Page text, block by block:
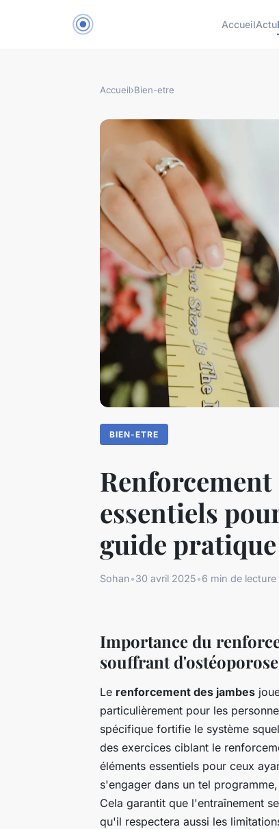
AccueilActu
Accueil›Bien-etre
BIEN-ETRE
Renforcement
essentiels
guide pratique
Sohan•30 avril 2025•6 min de lecture
Importance du
souffrant d'ostéoporose
Le renforcement des jambes
particulièrement pour les
spécifique fortifie le système
des exercices ciblant le
éléments essentiels pour ceux
s'engager dans un tel
Cela garantit que l'entraînement
qu'il respectera aussi les